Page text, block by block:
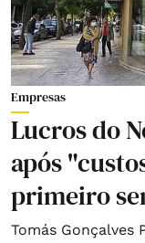
Empresas
Lucros do
após
primeiro
Tomás Gonçalves